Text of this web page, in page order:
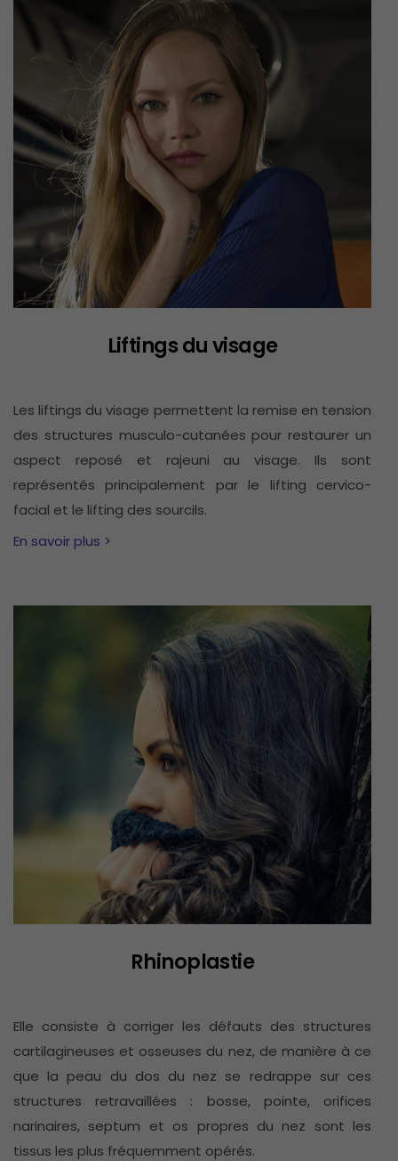
Liftings du visage
Les liftings du visage permettent la remise en tension
des structures musculo-cutanées pour restaurer un
aspect reposé et rajeuni au visage. Ils sont
représentés principalement par le lifting cervico-
facial et le lifting des sourcils.
En savoir plus >
Rhinoplastie
Elle consiste à corriger les défauts des structures
cartilagineuses et osseuses du nez, de manière à ce
que la peau du dos du nez se redrappe sur ces
structures retravaillées : bosse, pointe, orifices
narinaires, septum et os propres du nez sont les
tissus les plus fréquemment opérés.